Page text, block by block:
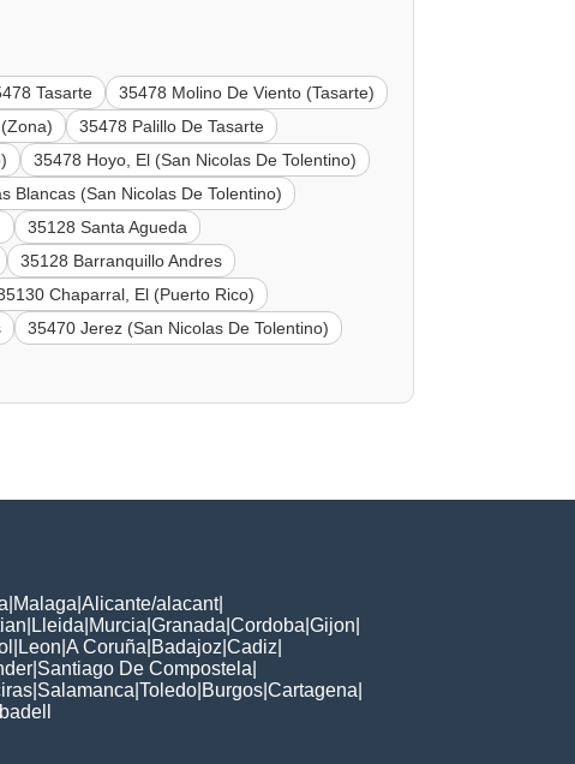
Tasarte
35478 Molino De Viento (Tasarte)
35478 Palillo De Tasarte
35478 Hoyo, El (San Nicolas De Tolentino)
Blancas (San Nicolas De Tolentino)
35128 Santa Agueda
35128 Barranquillo Andres
Chaparral, El (Puerto Rico)
35470 Jerez (San Nicolas De Tolentino)
Malaga Alicante/alacant|
Lleida Murcia Granada Cordoba Gijon
Leon A Coruña Badajoz Cadiz
Santiago De Compostela
Salamanca Toledo Burgos Cartagena